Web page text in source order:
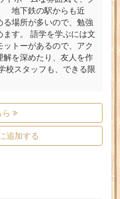
地下鉄の駅からも近
る場所が多いので、勉強
す。 語学を学ぶには文
トーがあるので、アク
を深めたり、友人を作
校スタッフも、できる限
追加する